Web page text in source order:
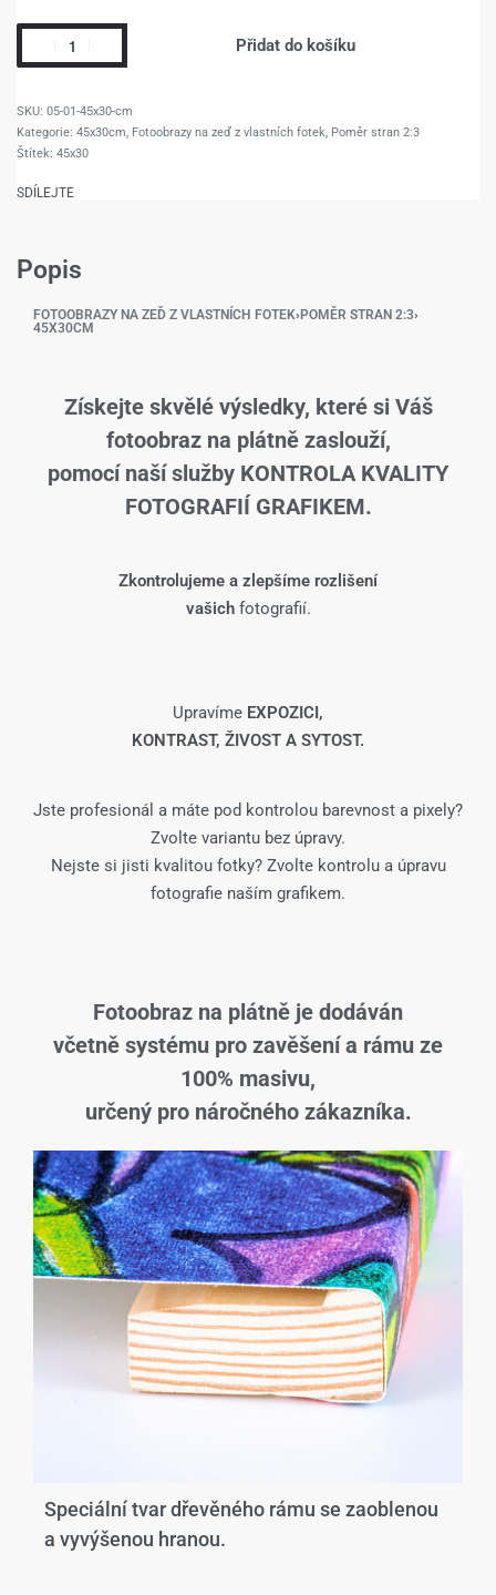
Přidat do košíku
05-01-45x30-cm
Kategorie: 45x30cm, Fotoobrazy na zeď z vlastních fotek, Poměr stran 2:3
Štítek: 45x30
SDÍLEJTE
Popis
FOTOOBRAZY NA ZEĎ Z VLASTNÍCH FOTEK› POMĚR STRAN 2:3›
45X30CM
Získejte skvělé výsledky, které si Váš
fotoobraz na plátně zaslouží,
pomocí naší služby KONTROLA KVALITY
FOTOGRAFIÍ GRAFIKEM.
Zkontrolujeme a zlepšíme rozlišení
vašich fotografií.
Upravíme EXPOZICI,
KONTRAST, ŽIVOST A SYTOST.
Jste profesionál a máte pod kontrolou barevnost a pixely?
Zvolte variantu bez úpravy.
Nejste si jisti kvalitou fotky? Zvolte kontrolu a úpravu
fotografie naším grafikem.
Fotoobraz na plátně je dodáván
včetně systému pro zavěšení a rámu ze
100% masivu,
určený pro náročného zákazníka.
Speciální tvar dřevěného rámu se zaoblenou
a vyvýšenou hranou.​